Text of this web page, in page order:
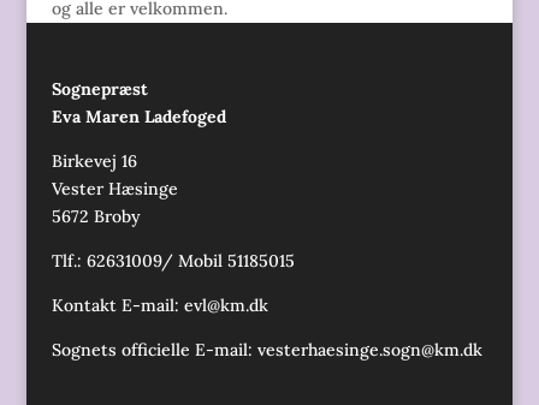
og alle er velkommen.
Sognepræst
Eva Maren Ladefoged
Birkevej 16
Vester Hæsinge
5672 Broby
Tlf.: 62631009/ Mobil 51185015
Kontakt E-mail: evl@km.dk
Sognets officielle E-mail: vesterhaesinge.sogn@km.dk